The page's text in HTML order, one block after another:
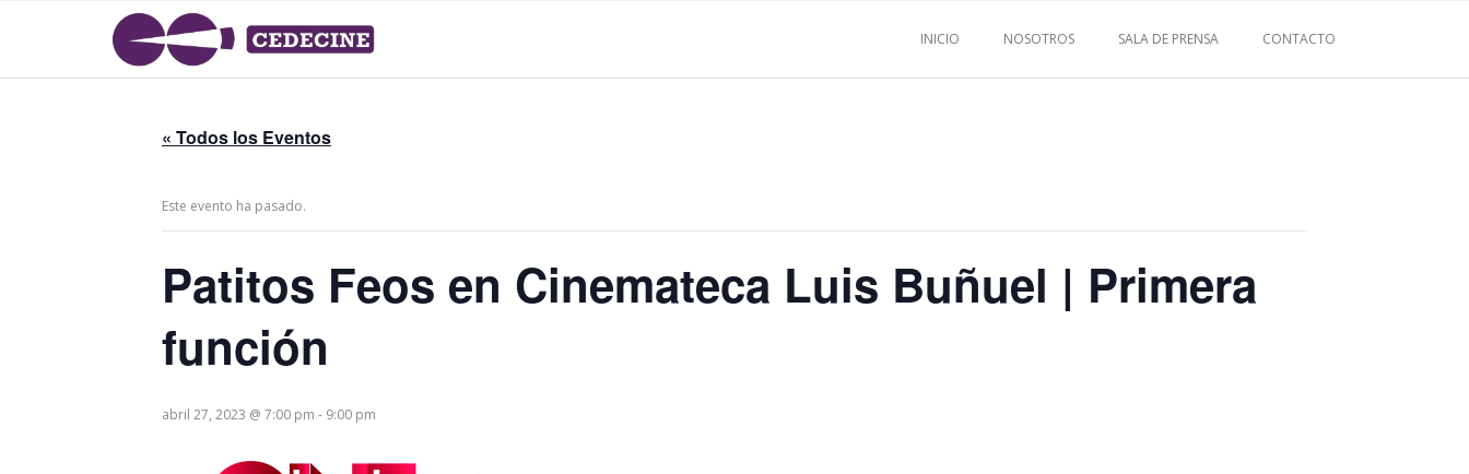
INICIO NOSOTROS SALA DE PRENSA CONTACTO
« Todos los Eventos
Este evento ha pasado.
Patitos Feos en Cinemateca Luis Buñuel | Primera
función
abril 27, 2023 @ 7:00 pm - 9:00 pm